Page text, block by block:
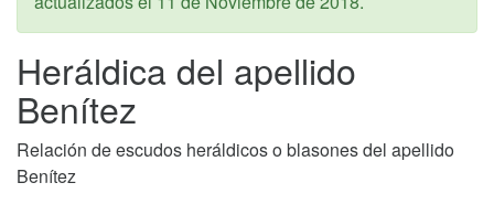
Heráldica del apellido
Benítez
Relación de escudos heráldicos o blasones del apellido
Benítez